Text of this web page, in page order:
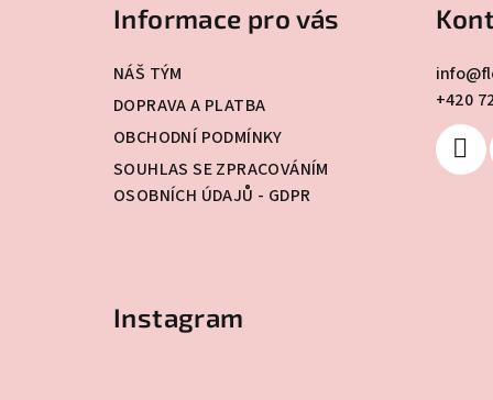
Informace pro vás
NÁŠ TÝM
DOPRAVA A PLATBA
OBCHODNÍ PODMÍNKY
SOUHLAS SE ZPRACOVÁNÍM
OSOBNÍCH ÚDAJŮ - GDPR
info@
+420
Instagram